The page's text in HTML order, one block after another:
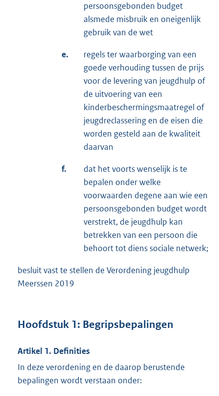
persoonsgebonden budget
alsmede misbruik en oneigenlijk
gebruik van de wet
e.
regels ter waarborging van een
goede verhouding tussen de prijs
voor de levering van jeugdhulp of
de uitvoering van een
kinderbeschermingsmaatregel of
jeugdreclassering en de eisen die
worden gesteld aan de kwaliteit
daarvan
f.
dat het voorts wenselijk is te
bepalen onder welke
voorwaarden degene aan wie een
persoonsgebonden budget wordt
verstrekt, de jeugdhulp kan
betrekken van een persoon die
behoort tot diens sociale netwerk;
besluit vast te stellen de Verordening jeugdhulp
Meerssen 2019
Hoofdstuk 1: Begripsbepalingen
Artikel 1. Definities
In deze verordening en de daarop berustende
bepalingen wordt verstaan onder: